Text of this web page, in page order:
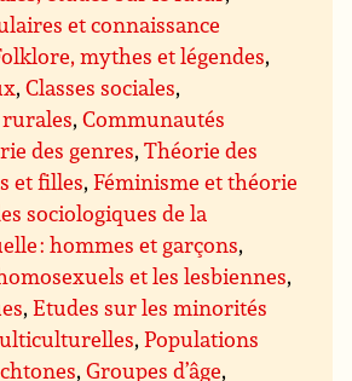
et connaissance
mythes et légendes,
,Classes sociales,
,Communautés
des genres,Théorie des
et filles,Féminisme et théorie
sociologiques de la
: hommes et garçons,
et les lesbiennes,
,Etudes sur les minorités
,Populations
,Groupes d’âge,